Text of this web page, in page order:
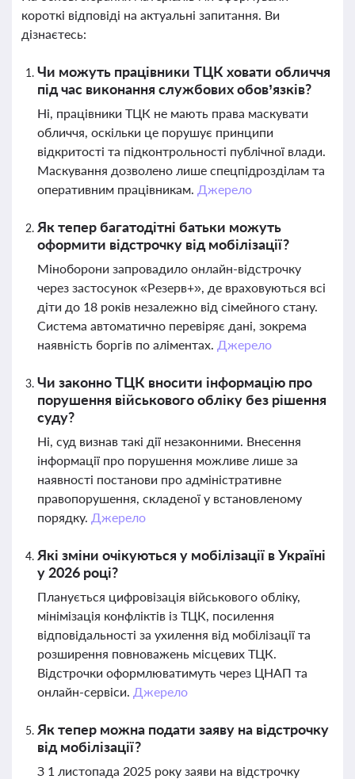
короткі відповіді на актуальні запитання. Ви
дізнаєтесь:
Чи можуть працівники ТЦК ховати обличчя
під час виконання службових обов’язків?
Ні, працівники ТЦК не мають права маскувати
обличчя, оскільки це порушує принципи
відкритості та підконтрольності публічної влади.
Маскування дозволено лише спецпідрозділам та
оперативним працівникам. Джерело
Як тепер багатодітні батьки можуть
оформити відстрочку від мобілізації?
Міноборони запровадило онлайн-відстрочку
через застосунок «Резерв+», де враховуються всі
діти до 18 років незалежно від сімейного стану.
Система автоматично перевіряє дані, зокрема
наявність боргів по аліментах. Джерело
Чи законно ТЦК вносити інформацію про
порушення військового обліку без рішення
суду?
Ні, суд визнав такі дії незаконними. Внесення
інформації про порушення можливе лише за
наявності постанови про адміністративне
правопорушення, складеної у встановленому
порядку. Джерело
Які зміни очікуються у мобілізації в Україні
у 2026 році?
Планується цифровізація військового обліку,
мінімізація конфліктів із ТЦК, посилення
відповідальності за ухилення від мобілізації та
розширення повноважень місцевих ТЦК.
Відстрочки оформлюватимуть через ЦНАП та
онлайн-сервіси. Джерело
Як тепер можна подати заяву на відстрочку
від мобілізації?
З 1 листопада 2025 року заяви на відстрочку